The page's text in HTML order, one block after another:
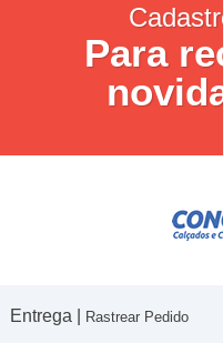
Para
Entrega | Rastrear Pedido